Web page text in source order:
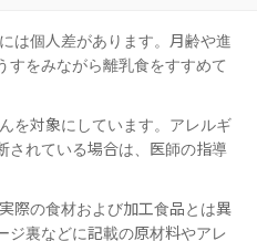
は個人差があります。月齢や進
すをみながら離乳食をすすめて
を対象にしています。アレルギ
されている場合は、医師の指導
際の食材および加工食品とは異
ジ裏などに記載の原材料やアレ